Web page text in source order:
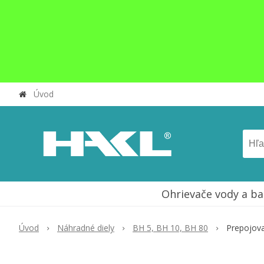
Úvod
Ohrievače vody a
Úvod Náhradné diely BH 5, BH 10, BH 80